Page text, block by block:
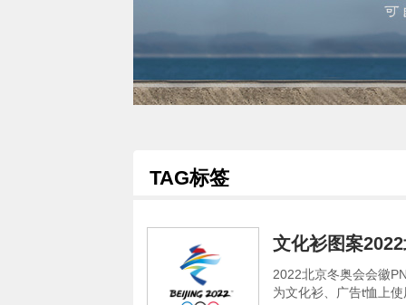
TAG标签
文化衫图案
2022北京冬奥会会徽
为文化衫、广告t恤上